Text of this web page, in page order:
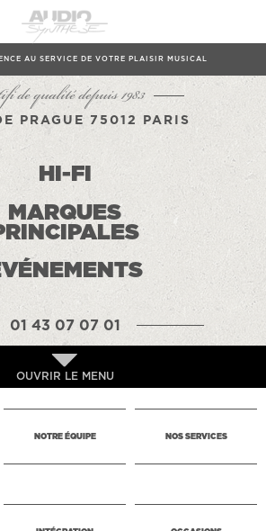
AU SERVICE DE VOTRE PLAISIR MUSICAL
de qualité depuis 1983
PRAGUE 75012 PARIS
HI-FI
MARQUES
01 43 07 07 01
OUVRIR LE MENU
NOTRE ÉQUIPE NOS SERVICES